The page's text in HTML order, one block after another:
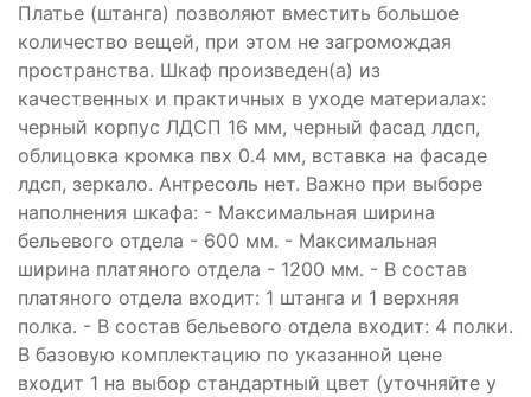
Платье (штанга) позволяют вместить большое
количество вещей, при этом не загромождая
пространства. Шкаф произведен(а) из
качественных и практичных в уходе материалах:
черный корпус ЛДСП 16 мм, черный фасад лдсп,
облицовка кромка пвх 0.4 мм, вставка на фасаде
лдсп, зеркало. Антресоль нет. Важно при выборе
наполнения шкафа: - Максимальная ширина
бельевого отдела - 600 мм. - Максимальная
ширина платяного отдела - 1200 мм. - В состав
платяного отдела входит: 1 штанга и 1 верхняя
полка. - В состав бельевого отдела входит: 4 полки.
В базовую комплектацию по указанной цене
входит 1 на выбор стандартный цвет (уточняйте у